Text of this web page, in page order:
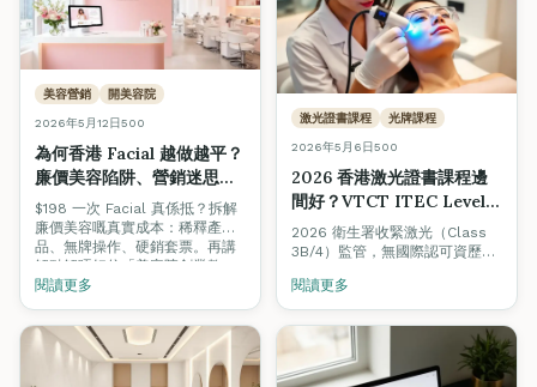
美容營銷 開美容院
2026年5月12日500
為何香港 Facial 越做越平？
廉價美容陷阱、營銷迷思與
如何選擇值得信任的美容院
（2026 完整指南）
$198 一次 Facial 真係抵？拆解
廉價美容嘅真實成本：稀釋產
品、無牌操作、硬銷套票。再講
解點解唔好信「美容院創業教
練」（利益衝突太明顯），以及
零franchise的官方指南 — Fine
Arts Beauty Stars。
閱讀更多
激光證書課程 光牌課程
2026年5月6日500
2026 香港激光證書課程邊
間好？VTCT ITEC Level 4
光牌完全攻略 + Mega Cell
One 實機教學
2026 衛生署收緊激光（Class
3B/4）監管，無國際認可資歷的
清香港激光證書課程邊間好、
VTCT ITEC Level 4 點解係黃金
標準、$9999 限時優惠、加埋
Mega Cell One 真機實操（OPT
平頂脈衝、7 種濾光片、藍寶石
閱讀更多